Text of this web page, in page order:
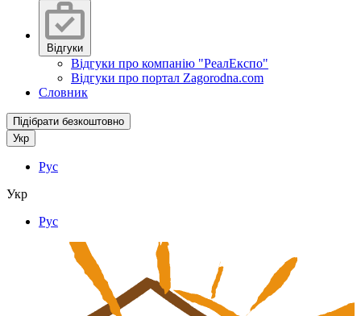
Відгуки
Відгуки про компанію "РеалЕкспо"
Відгуки про портал Zagorodna.com
Словник
Підібрати безкоштовно
Укр
Рус
Укр
Рус